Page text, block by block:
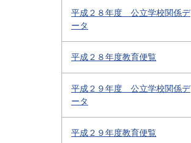
平成２８年度 公立学校関係デ
ータ
平成２８年度教育便覧
平成２９年度 公立学校関係デ
ータ
平成２９年度教育便覧